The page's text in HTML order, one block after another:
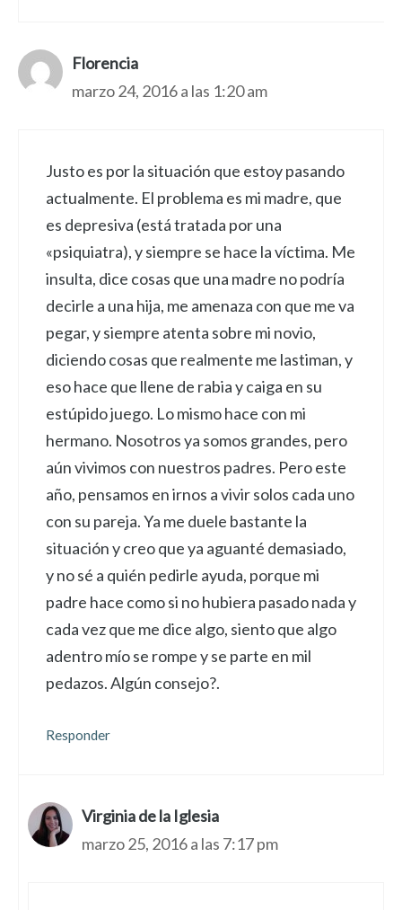
Florencia
marzo 24, 2016 a las 1:20 am
Justo es por la situación que estoy pasando
actualmente. El problema es mi madre, que
es depresiva (está tratada por una
«psiquiatra), y siempre se hace la víctima. Me
insulta, dice cosas que una madre no podría
decirle a una hija, me amenaza con que me va
pegar, y siempre atenta sobre mi novio,
diciendo cosas que realmente me lastiman, y
eso hace que llene de rabia y caiga en su
estúpido juego. Lo mismo hace con mi
hermano. Nosotros ya somos grandes, pero
aún vivimos con nuestros padres. Pero este
año, pensamos en irnos a vivir solos cada uno
con su pareja. Ya me duele bastante la
situación y creo que ya aguanté demasiado,
y no sé a quién pedirle ayuda, porque mi
padre hace como si no hubiera pasado nada y
cada vez que me dice algo, siento que algo
adentro mío se rompe y se parte en mil
pedazos. Algún consejo?.
Responder
Virginia de la Iglesia
marzo 25, 2016 a las 7:17 pm